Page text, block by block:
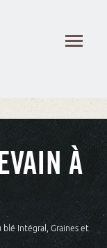
À
blé Intégral, Graines et